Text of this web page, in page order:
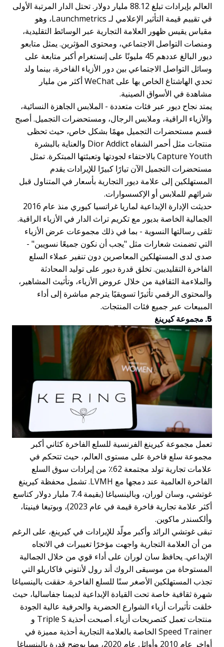
العالم بإيرادات تبلغ 88.12 مليار دولار. تحتل الدار المرتبة الأولى
في تقييم قيمة التأثير الإعلامي لـ Launchmetrics، وهو
مقياس يقيس ظهور العلامة التجارية عبر الوسائط التقليدية،
ومنصات التواصل الاجتماعي، ومحتوى المؤثرين. يمثل متابعو
ديور البالغ عددهم 45 مليونًا على إنستغرام أكبر متابعة على
وسائل التواصل الاجتماعي بين دور الأزياء الفاخرة، بينما ولد
تحدي الهاشتاغ الخاص بها على WeChat أكثر من مليار
مشاهدة في الأسواق الصينية.
يمتد نجاح ديور عبر فئات متعددة - الملابس الجاهزة النسائية،
والأزياء الراقية، وملابس الرجال، ومستحضرات التجميل. أصبح
قسم مستحضرات التجميل مهمًا بشكل خاص، حيث تحظى
منتجات مثل أحمر الشفاه Dior Addict والعناية بالبشرة
Capture Youth بالاحتفاء لجودتها وتعبئتها المبتكرة. تمثل
مستحضرات التجميل الآن تيارًا كبيرًا للإيرادات يقدم
المستهلكين إلى علامة ديور التجارية بأسعار في المتناول قبل
شرائهم للملابس أو الإكسسوارات.
حديثت الإدارة الإبداعية لماريا غراتسيا كيوري منذ عام 2016
الجمالية الخاصة بديور مع تكريم تراث الدار في الأزياء الراقية.
تلقى رسالتها النسوية - بما في ذلك مجموعات عرض الأزياء
التي تضمنت شعارات مثل "يجب أن نكون جميعًا نسويين" -
صدى لدى المستهلكين المعاصرين دون تنفير عملاء السلع
الفاخرة التقليديين. تخلق قدرة ديور على توليد المحادثة
والملاءمة الثقافية من خلال عروض الأزياء، وتأثيث المشاهير،
والمحتوى الرقمي تأثيرًا تسويقيًا يترجم مباشرة إلى أداء
المبيعات عبر جميع فئات المنتجات.
5. مجموعة كيرينغ
تعمل مجموعة كيرينغ الفرنسية للسلع الفاخرة كثاني أكبر
مجموعة سلع فاخرة على مستوى العالم، حيث تتحكم في
علامات تجارية تولد مجتمعة 62٪ من إيرادات سوق السلع
الفاخرة العالمية عند دمجها مع LVMH. تشمل محفظة كيرينغ
غوتشي، وسان لوران، وبالينسياغا (بقيمة 7.4 مليار دولار كتاسع
أكثر علامة تجارية فاخرة قيمة في عام 2023)، وبوتيغا فينيتا،
وألكسندر ماكوين.
تبقى غوتشي الرائد وأكبر مولّد للإيرادات في كيرينغ، على الرغم
من أن العلامة التجارية واجهت مؤخرًا تغييرات في الاتجاه
الإبداعي. يحافظ سان لوران على أداء قوي من خلال الجمالية
المستوحاة من موسيقى الروك أند رول لأنتوني فاكاريلو التي
تجذب المستهلكين الأصغر سنًا للسلع الفاخرة. حققت بالينسياغا
شهرة ثقافية خاصة تحت القيادة الإبداعية لديمنا جفاساليا، حيث
خلقت تأثيرات أزياء الشوارع الحضرية والحرفية عالية الجودة
منتجات تعمل كتصريحات أزياء. أصبحت أحذية Triple S و
Speed Trainer الخاصة بالعلامة التجارية أحذية مميزة في
أواخر عام 2010 وأوائل عام 2020، مما يوضح قدرة بالينسياغا